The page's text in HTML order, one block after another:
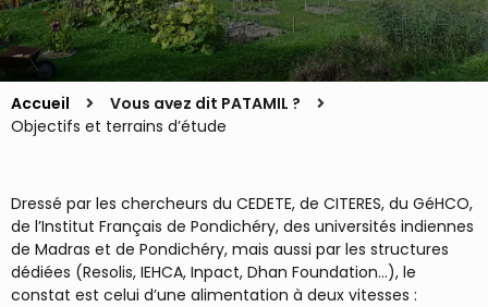
Accueil
Vous avez dit PATAMIL ?
Objectifs et terrains d’étude
Dressé par les chercheurs du CEDETE, de CITERES, du GéHCO,
de l’Institut Français de Pondichéry, des universités indiennes
de Madras et de Pondichéry, mais aussi par les structures
dédiées (Resolis, IEHCA, Inpact, Dhan Foundation…), le
constat est celui d’une alimentation à deux vitesses :